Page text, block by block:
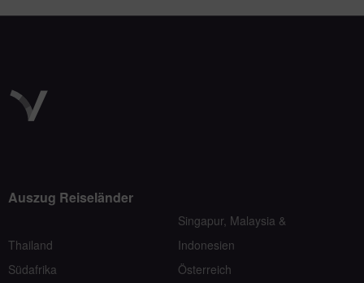
Auszug Reiseländer
Thailand
Singapur, Malaysia &
Indonesien
Südafrika
Österreich